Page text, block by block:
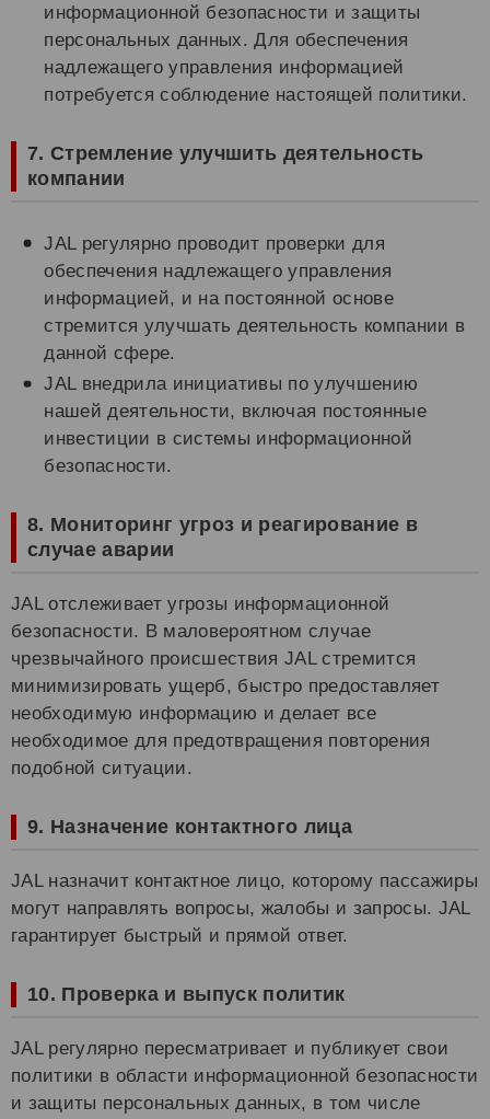
информационной безопасности и защиты
персональных данных. Для обеспечения
надлежащего управления информацией
потребуется соблюдение настоящей политики.
7. Стремление улучшить деятельность
компании
JAL регулярно проводит проверки для
обеспечения надлежащего управления
информацией, и на постоянной основе
стремится улучшать деятельность компании в
данной сфере.
JAL внедрила инициативы по улучшению
нашей деятельности, включая постоянные
инвестиции в системы информационной
безопасности.
8. Мониторинг угроз и реагирование в
случае аварии
JAL отслеживает угрозы информационной
безопасности. В маловероятном случае
чрезвычайного происшествия JAL стремится
минимизировать ущерб, быстро предоставляет
необходимую информацию и делает все
необходимое для предотвращения повторения
подобной ситуации.
9. Назначение контактного лица
JAL назначит контактное лицо, которому пассажиры
могут направлять вопросы, жалобы и запросы. JAL
гарантирует быстрый и прямой ответ.
10. Проверка и выпуск политик
JAL регулярно пересматривает и публикует свои
политики в области информационной безопасности
и защиты персональных данных, в том числе